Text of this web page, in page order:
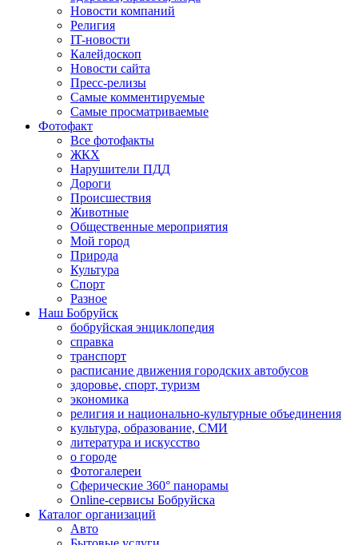
Новости компаний
Религия
IT-новости
Калейдоскоп
Новости сайта
Пресс-релизы
Самые комментируемые
Самые просматриваемые
Фотофакт
Все фотофакты
ЖКХ
Нарушители ПДД
Дороги
Происшествия
Животные
Общественные мероприятия
Мой город
Природа
Культура
Спорт
Разное
Наш Бобруйск
бобруйская энциклопедия
справка
транспорт
расписание движения городских автобусов
здоровье, спорт, туризм
экономика
религия и национально-культурные объединения
культура, образование, СМИ
литература и искусство
о городе
Фотогалереи
Сферические 360° панорамы
Online-сервисы Бобруйска
Каталог организаций
Авто